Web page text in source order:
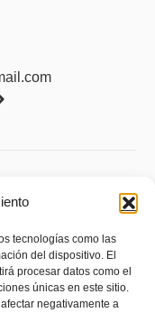
tecnologías como las
del dispositivo. El
procesar datos como el
únicas en este sitio.
negativamente a